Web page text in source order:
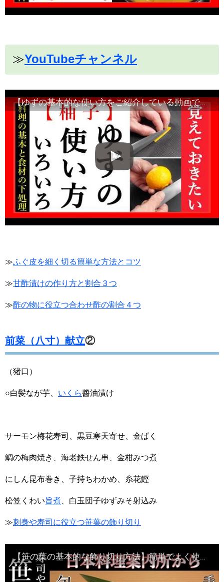
≫YouTubeチャンネル
【ゆずの基本的な使い方をご紹介している動画です】食材の切り方、使い方など！Japanese food・decorative cut
≫ふぐ皮を細く切る簡単な方法とコツ
≫甘酢漬けの作り方と割合３つ
≫酢の物に役立つ合わせ酢の割合４つ
前菜（八寸）献立②
（猪口）
○白髪なが芋、 いくら醬油漬け
サーモン梅花寿司、黒豆寒天寄せ、金ぱく
鯛の梅肉焼き、海老鉄せん串、金柑みつ煮
にしん昆布巻き、子持ちわかめ、糸花鰹
松笠くわい旨煮 、白玉団子ゆずみそ射込み
≫刺身や寿司に役立つ笹葉の飾り切り
【笹の葉の基本的な飾り切り方法】簡単でよく使われる切り方の動画です・Japanese food・decorative cut